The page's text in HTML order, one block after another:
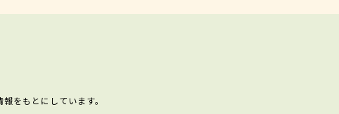
をもとにしています。